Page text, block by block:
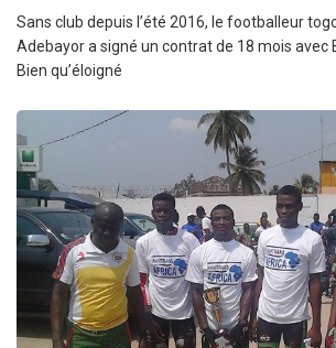
Sans club depuis l’été 2016, le footballeur
Adebayor a signé un contrat de 18 mois avec
Bien qu’éloigné